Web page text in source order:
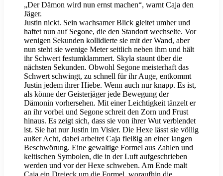
„Der Dämon wird nun ernst machen“, warnt Caja den
Jäger.
Justin nickt. Sein wachsamer Blick gleitet umher und
haftet nun auf Segone, die den Standort wechselte. Vor
wenigen Sekunden kollidierte sie mit der Wand, aber
nun steht sie wenige Meter seitlich neben ihm und hält
ihr Schwert festumklammert. Skyla staunt über die
nächsten Sekunden. Obwohl Segone meisterhaft das
Schwert schwingt, zu schnell für ihr Auge, entkommt
Justin jedem ihrer Hiebe. Wenn auch nur knapp. Es ist,
als könne der Geisterjäger jede Bewegung der
Dämonin vorhersehen. Mit einer Leichtigkeit tänzelt er
an ihr vorbei und Segone schreit den Zorn und Frust
hinaus. Es zeigt sich, dass sie von ihrer Wut verblendet
ist. Sie hat nur Justin im Visier. Die Hexe lässt sie völlig
außer Acht, dabei arbeitet Caja fleißig an einer langen
Beschwörung. Eine gewaltige Formel aus Zahlen und
keltischen Symbolen, die in der Luft aufgeschrieben
werden und vor der Hexe schweben. Am Ende malt
Caja ein Dreieck um die Formel, woraufhin die